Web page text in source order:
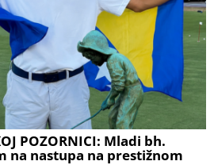
POZORNICI: Mladi bh.
na nastupa na prestižnom